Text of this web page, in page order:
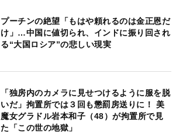
プーチンの絶望「もはや頼れるのは金正恩だ
け」…中国に値切られ、インドに振り回され
る“大国ロシア”の悲しい現実
「独房内のカメラに見せつけるように服を脱
いだ」拘置所では３回も懲罰房送りに！ 美
魔女グラドル岩本和子（48）が拘置所で見
た「この世の地獄」